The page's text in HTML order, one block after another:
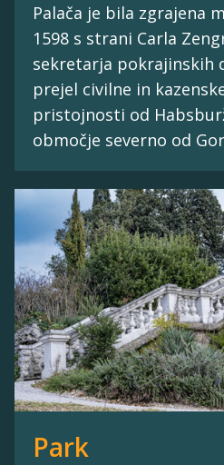
Palača je bila zgrajena
1598 s strani Carla
sekretarja pokrajinskih
prejel civilne in
pristojnosti od
območje severno od
Park